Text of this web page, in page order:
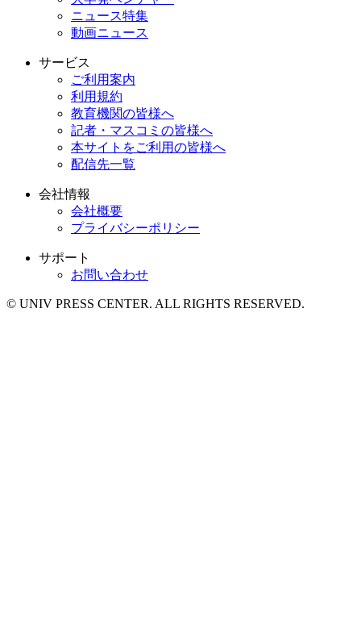
ニュース特集
動画ニュース
サービス
ご利用案内
利用規約
教育機関の皆様へ
記者・マスコミの皆様へ
本サイトをご利用の皆様へ
配信先一覧
会社情報
会社概要
プライバシーポリシー
サポート
お問い合わせ
© UNIV PRESS CENTER. ALL RIGHTS RESERVED.